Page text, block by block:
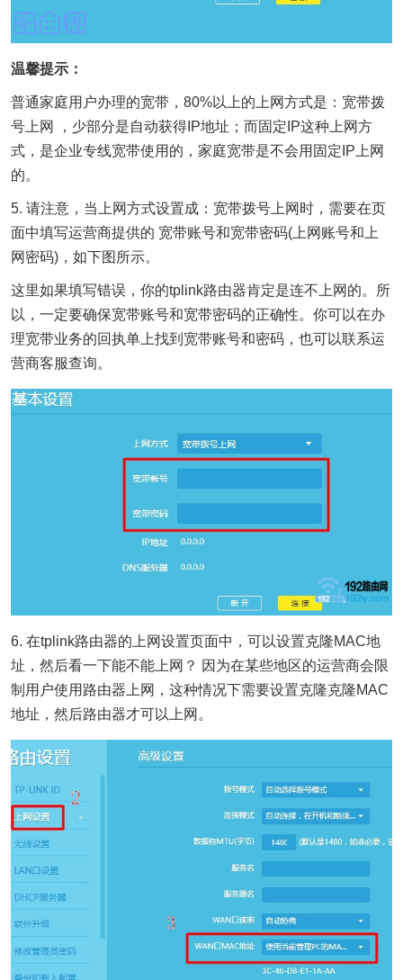
温馨提示：
普通家庭用户办理的宽带，80%以上的上网方式是：宽带拨
号上网 ，少部分是自动获得IP地址；而固定IP这种上网方
式，是企业专线宽带使用的，家庭宽带是不会用固定IP上网
的。
5. 请注意，当上网方式设置成：宽带拨号上网时，需要在页
面中填写运营商提供的 宽带账号和宽带密码(上网账号和上
网密码)，如下图所示。
这里如果填写错误，你的tplink路由器肯定是连不上网的。所
以，一定要确保宽带账号和宽带密码的正确性。你可以在办
理宽带业务的回执单上找到宽带账号和密码，也可以联系运
营商客服查询。
6. 在tplink路由器的上网设置页面中，可以设置克隆MAC地
址，然后看一下能不能上网？ 因为在某些地区的运营商会限
制用户使用路由器上网，这种情况下需要设置克隆克隆MAC
地址，然后路由器才可以上网。